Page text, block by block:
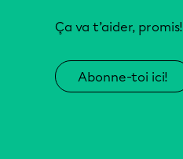
Ça va t’aider, promis!
Abonne-toi ici!